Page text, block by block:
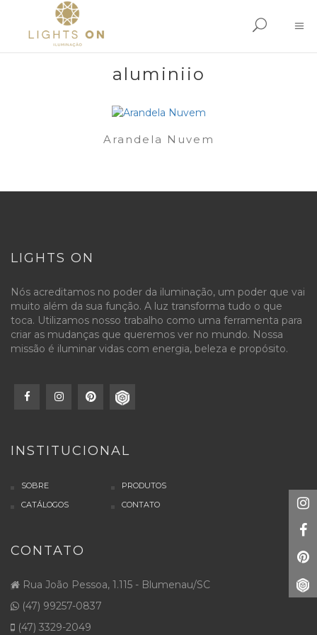
aluminiio
Arandela Nuvem
LIGHTS ON
Nós acreditamos no poder da iluminação, um poder que vai
muito além da sua função. A luz transforma tudo o que
toca. Utilizamos nosso trabalho como uma ferramenta para
criar as mudanças que queremos ver no mundo. Nossa
missão é iluminar vidas com energia, beleza e propósito.
INSTITUCIONAL
SOBRE
PRODUTOS
CATÁLOGOS
CONTATO
CONTATO
Rua João Pessoa, 1.115 - Blumenau/SC
(47) 99257-0837
(47) 3329-2049